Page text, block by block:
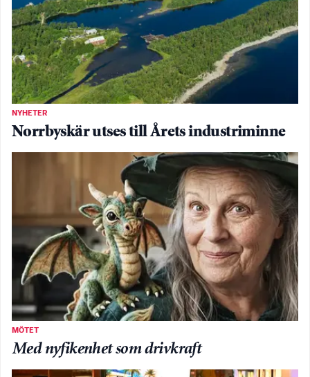
NYHETER
Norrbyskär utses till Årets industriminne
MÖTET
Med nyfikenhet som drivkraft